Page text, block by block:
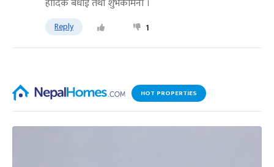
हार्दिक बधाई तथा शुभकामना ।
Reply 1
HOT PROPERTIES